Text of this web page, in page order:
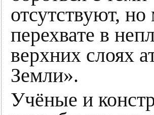
отсутствуют,
перехвате в
верхних слоях
Земли».
Учёные и